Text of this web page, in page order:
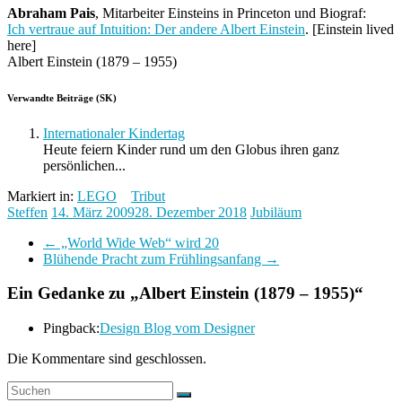
Abraham Pais, Mitarbeiter Einsteins in Princeton und Biograf:
Ich vertraue auf Intuition: Der andere Albert Einstein. [Einstein lived
here]
Albert Einstein (1879 – 1955)
Verwandte Beiträge (SK)
Internationaler Kindertag
Heute feiern Kinder rund um den Globus ihren ganz
persönlichen...
Markiert in: LEGO
Tribut
Steffen 14. März 200928. Dezember 2018 Jubiläum
← „World Wide Web“ wird 20
Blühende Pracht zum Frühlingsanfang →
Ein Gedanke zu „Albert Einstein (1879 – 1955)“
Pingback:Design Blog vom Designer
Die Kommentare sind geschlossen.